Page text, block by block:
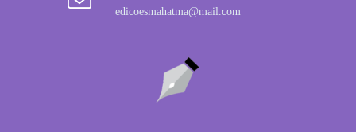
edicoesmahatma@mail.com